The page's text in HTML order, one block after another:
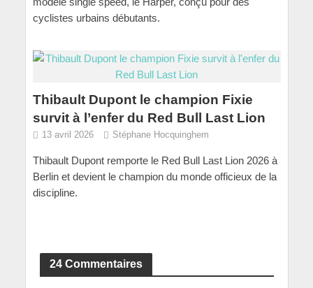
cyclistes urbains débutants.
Thibault Dupont le champion Fixie
survit à l’enfer du Red Bull Last Lion
13 avril 2026 Stéphane Hocquinghem
Thibault Dupont remporte le Red Bull Last Lion 2026 à
Berlin et devient le champion du monde officieux de la
discipline.
24 Commentaires